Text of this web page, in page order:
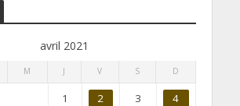
avril 2021
M J V S D
1 2 3 4